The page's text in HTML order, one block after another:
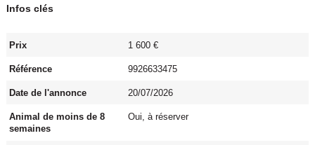
Infos clés
Prix 1 600 €
Référence 9926633475
Date de l'annonce 20/07/2026
Animal de moins de 8
semaines
Oui, à réserver